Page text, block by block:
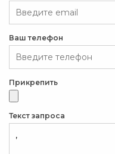
Ваш телефон
Прикрепить
Текст запроса